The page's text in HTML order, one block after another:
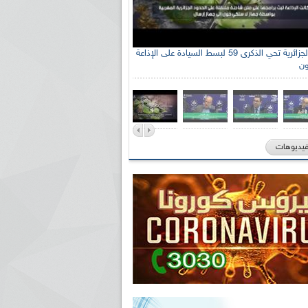
الإذاعة الجزائرية تحي الذكرى 59 لبسط السيادة على الإذاعة